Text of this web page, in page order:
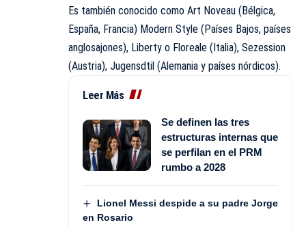
Es también conocido como Art Noveau (Bélgica,
España, Francia) Modern Style (Países Bajos, países
anglosajones), Liberty o Floreale (Italia), Sezession
(Austria), Jugensdtil (Alemania y países nórdicos).
Leer Más
Se definen las tres
estructuras internas que
se perfilan en el PRM
rumbo a 2028
Lionel Messi despide a su padre Jorge
en Rosario